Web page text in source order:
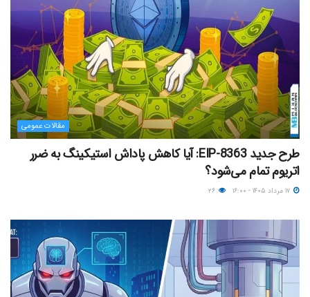
مقالات عمومی
طرح جدید EIP-8363: آیا کاهش پاداش استیکینگ به ضرر
اتریوم تمام می‌شود؟